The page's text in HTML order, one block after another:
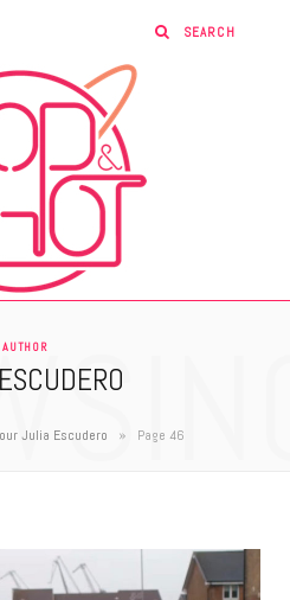
AUTHOR
Julia Escudero » Page 46